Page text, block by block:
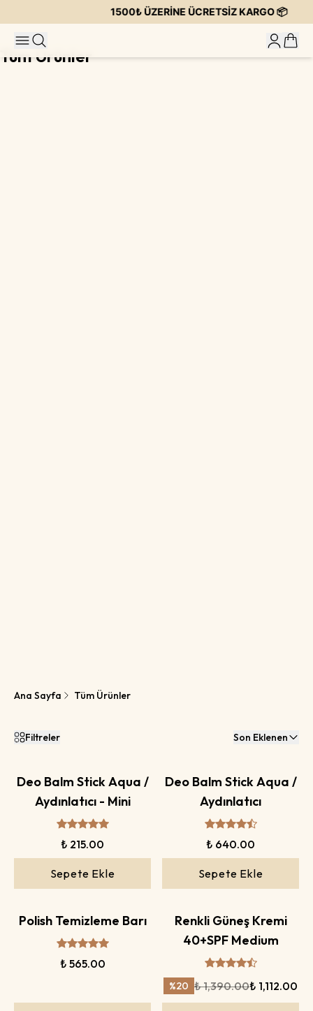
1500₺ ÜZERİNE ÜCRETSİZ KARGO 📦
Tüm Ürünler
Ana Sayfa Tüm Ürünler
Filtreler Son Eklenen
Deo Balm Stick Aqua /
Aydınlatıcı - Mini
₺ 215.00
Sepete Ekle
Deo Balm Stick Aqua /
Aydınlatıcı
₺ 640.00
Sepete Ekle
Polish Temizleme Barı
₺ 565.00
Renkli Güneş Kremi
40+SPF Medium
%20 ₺ 1,390.00₺ 1,112.00